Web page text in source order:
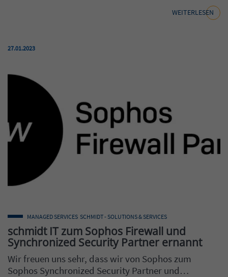
WEITERLESEN
Veröffentlicht am:
27.01.2023
schmidt IT zum Sophos Firewall und
Synchronized Security Partner ernannt
MANAGED SERVICES SCHMIDT - SOLUTIONS & SERVICES
Wir freuen uns sehr, dass wir von Sophos zum
Sophos Synchronized Security Partner und…